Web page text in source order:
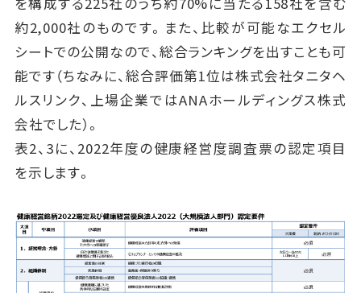
約2,000社のものです。また、比較が可能なエクセル
シートでの公開なので、総合ランキングを出すことも可
能です（ちなみに、総合評価第1位は株式会社タニタヘ
ルスリンク、上場企業ではANAホールディングス株式
会社でした）。
表2、3に、2022年度の健康経営度調査票の認定項目
を示します。